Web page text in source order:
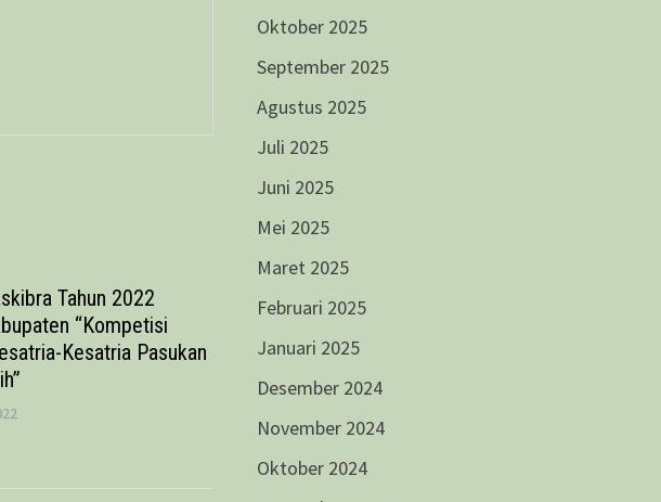
Tahun 2022
“Kompetisi
Kesatria Pasukan
Oktober 2025
September 2025
Agustus 2025
Juli 2025
Juni 2025
Mei 2025
Maret 2025
Februari 2025
Januari 2025
Desember 2024
November 2024
Oktober 2024